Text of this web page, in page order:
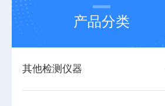
产品分类
其他检测仪器